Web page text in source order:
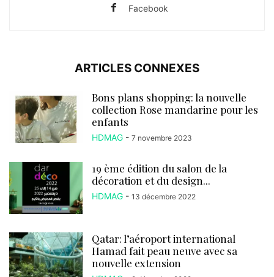
Facebook
ARTICLES CONNEXES
Bons plans shopping: la nouvelle
collection Rose mandarine pour les
enfants
HDMAG - 7 novembre 2023
19 ème édition du salon de la
décoration et du design...
HDMAG - 13 décembre 2022
Qatar: l’aéroport international
Hamad fait peau neuve avec sa
nouvelle extension